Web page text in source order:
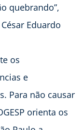
quebrando”,
Eduardo
os
e
Para não causar
orienta os